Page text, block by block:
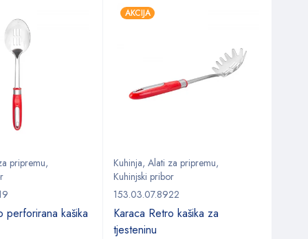
pripremu,
perforirana kašika
AKCIJA
Kuhinja, Alati za pripremu,
Kuhinjski pribor
153.03.07.8922
Karaca Retro kašika za
tjesteninu